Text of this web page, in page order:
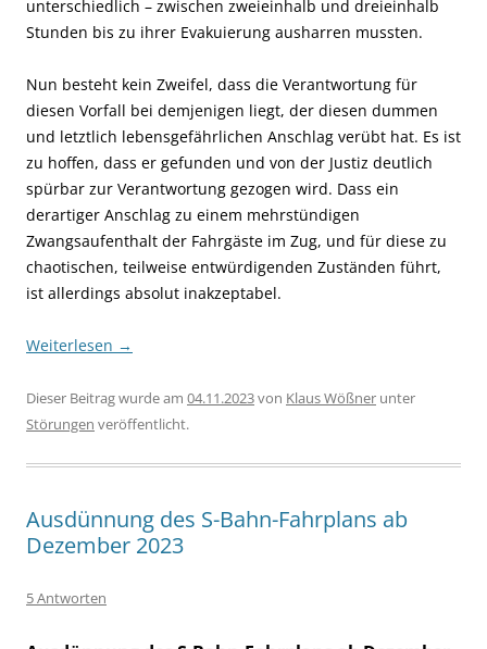
unterschiedlich – zwischen zweieinhalb und dreieinhalb
Stunden bis zu ihrer Evakuierung ausharren mussten.
Nun besteht kein Zweifel, dass die Verantwortung für
diesen Vorfall bei demjenigen liegt, der diesen dummen
und letztlich lebensgefährlichen Anschlag verübt hat. Es ist
zu hoffen, dass er gefunden und von der Justiz deutlich
spürbar zur Verantwortung gezogen wird. Dass ein
derartiger Anschlag zu einem mehrstündigen
Zwangsaufenthalt der Fahrgäste im Zug, und für diese zu
chaotischen, teilweise entwürdigenden Zuständen führt,
ist allerdings absolut inakzeptabel.
Weiterlesen →
Dieser Beitrag wurde am 04.11.2023von Klaus Wößner unter
Störungen veröffentlicht.
Ausdünnung des S-Bahn-Fahrplans ab
Dezember 2023
5 Antworten